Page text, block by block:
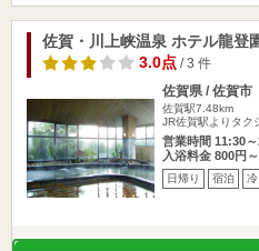
佐賀・川上峡温泉 ホテル龍登
3.0点/ 3 件
佐賀県 / 佐賀市
佐賀駅7.48km
JR佐賀駅よりタク
営業時間 11:30
入浴料金 800円～
日帰り 宿泊